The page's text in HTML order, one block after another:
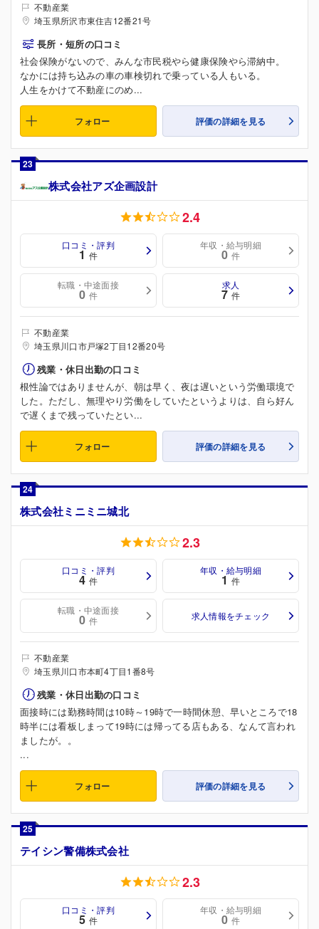
不動産業
埼玉県所沢市東住吉12番21号
長所・短所の口コミ
社会保険がないので、みんな市民税やら健康保険やら滞納中。
なかには持ち込みの車の車検切れで乗っている人もいる。
人生をかけて不動産にのめ...
フォロー 評価の詳細を見る
23
株式会社アズ企画設計
2.4
口コミ・評判
1 件
年収・給与明細
0 件
転職・中途面接
0 件
求人
7 件
不動産業
埼玉県川口市戸塚2丁目12番20号
残業・休日出勤の口コミ
根性論ではありませんが、朝は早く、夜は遅いという労働環境で
した。ただし、無理やり労働をしていたというよりは、自ら好ん
で遅くまで残っていたとい...
フォロー 評価の詳細を見る
24
株式会社ミニミニ城北
2.3
口コミ・評判
4 件
年収・給与明細
1 件
転職・中途面接
0 件 求人情報をチェック
不動産業
埼玉県川口市本町4丁目1番8号
残業・休日出勤の口コミ
面接時には勤務時間は10時～19時で一時間休憩、早いところで18
時半には看板しまって19時には帰ってる店もある、なんて言われ
ましたが。。
...
フォロー 評価の詳細を見る
25
テイシン警備株式会社
2.3
口コミ・評判
5 件
年収・給与明細
0 件